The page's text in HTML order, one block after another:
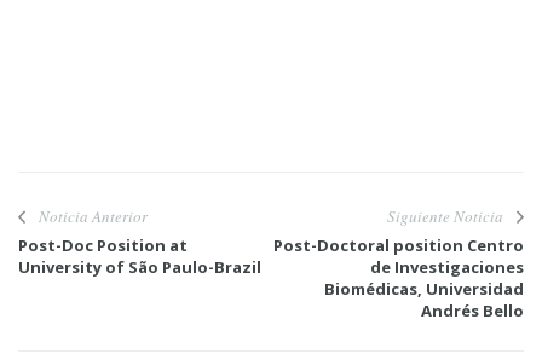
Noticia Anterior
Post-Doc Position at
University of São Paulo-Brazil
Siguiente Noticia
Post-Doctoral position Centro
de Investigaciones
Biomédicas, Universidad
Andrés Bello